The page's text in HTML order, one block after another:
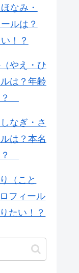
なみ・
ルは？
！？
やえ・ひ
は？年齢
？
なぎ・さ
は？本名
？
（こと
フィール
たい！？